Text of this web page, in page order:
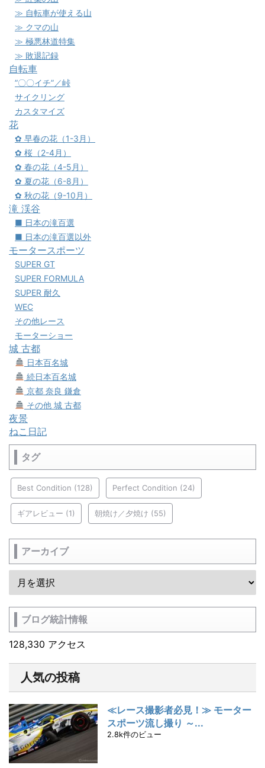
≫ 自転車が使える山
≫ クマの山
≫ 極悪林道特集
≫ 敗退記録
自転車
”〇〇イチ”／峠
サイクリング
カスタマイズ
花
✿ 早春の花（1-3月）
✿ 桜（2-4月）
✿ 春の花（4-5月）
✿ 夏の花（6-8月）
✿ 秋の花（9-10月）
滝 渓谷
■ 日本の滝百選
■ 日本の滝百選以外
モータースポーツ
SUPER GT
SUPER FORMULA
SUPER 耐久
WEC
その他レース
モーターショー
城 古都
日本百名城
続日本百名城
京都 奈良 鎌倉
その他 城 古都
夜景
ねこ日記
タグ
Best Condition (128) Perfect Condition (24)
ギアレビュー (1) 朝焼け／夕焼け (55)
アーカイブ
ブログ統計情報
128,330 アクセス
人気の投稿
≪レース撮影者必見！≫ モーター
スポーツ流し撮り ～...
2.8k件のビュー